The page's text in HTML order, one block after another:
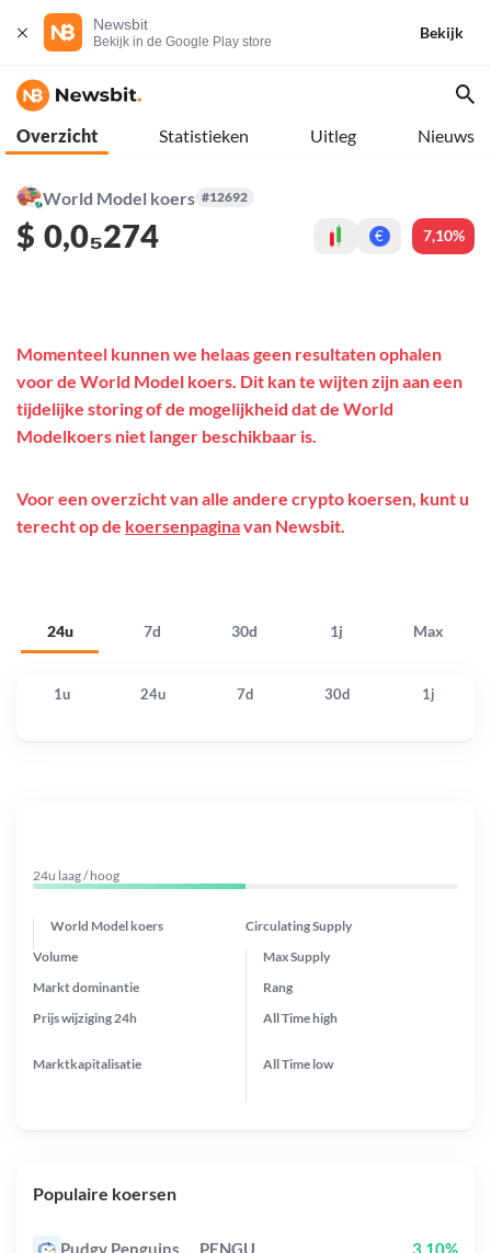
Newsbit
Bekijk in de Google Play store
Bekijk
Overzicht Statistieken Uitleg Nieuws
World Model koers #12692
$ 0,0₅274 € 7,10%
24u 7d 30d 1j Max
Momenteel kunnen we helaas geen resultaten ophalen
voor de World Model koers. Dit kan te wijten zijn aan een
tijdelijke storing of de mogelijkheid dat de World
Modelkoers niet langer beschikbaar is.
Voor een overzicht van alle andere crypto koersen, kunt u
terecht op de koersenpaginavan Newsbit.
1u 24u 7d 30d 1j
24u laag / hoog
World Model koers Circulating Supply
Prijs wijziging 24h
Max Supply
Markt dominantie
Marktkapitalisatie
Volume
Rang
All Timehigh
All Time low
Populaire koersen
Pudgy Penguins PENGU 3,10%